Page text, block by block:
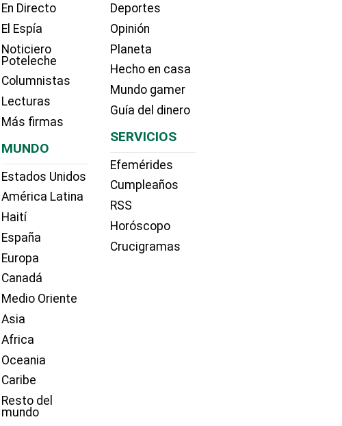
En Directo
El Espía
Noticiero
Poteleche
Columnistas
Lecturas
Más firmas
MUNDO
Estados Unidos
América Latina
Haití
España
Europa
Canadá
Medio Oriente
Asia
Africa
Oceania
Caribe
Resto del
mundo
Deportes
Opinión
Planeta
Hecho en casa
Mundo gamer
Guía del dinero
SERVICIOS
Efemérides
Cumpleaños
RSS
Horóscopo
Crucigramas